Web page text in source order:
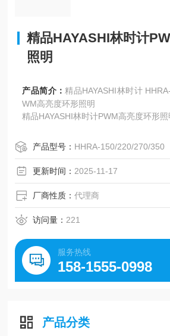
精品HAYASHI林时计
照明
产品简介： 精品HAYASHI林时计 HHRA-150/220/270/350 P
WM高亮度环形照明
精品HAYASHI林时计PWM高亮度环形照
产品型号： HHRA-150/220/270/350
更新时间： 2025-11-17
厂商性质：代理商
访问量： 221
服务热线
158-1555-0998
产品分类